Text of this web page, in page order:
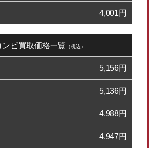
4,001円
ビ買取価格一覧 （税込）
5,156円
5,136円
4,988円
4,947円